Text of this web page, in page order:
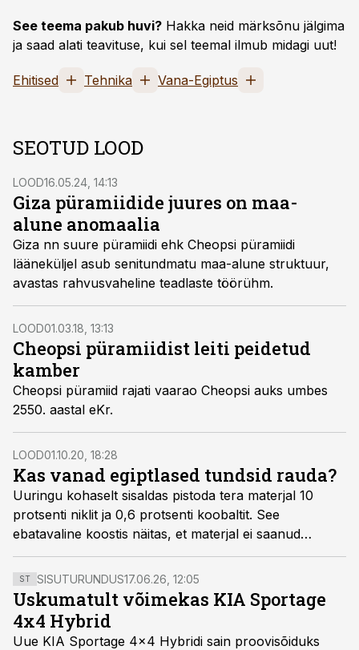
See teema pakub huvi? Hakka neid märksõnu jälgima
ja saad alati teavituse, kui sel teemal ilmub midagi uut!
Ehitised Tehnika Vana-Egiptus
SEOTUD LOOD
LOOD16.05.24, 14:13
Giza püramiidide juures on maa-
alune anomaalia
Giza nn suure püramiidi ehk Cheopsi püramiidi
lääneküljel asub senitundmatu maa-alune struktuur,
avastas rahvusvaheline teadlaste töörühm.
LOOD01.03.18, 13:13
Cheopsi püramiidist leiti peidetud
kamber
Cheopsi püramiid rajati vaarao Cheopsi auks umbes
2550. aastal eKr.
LOOD01.10.20, 18:28
Kas vanad egiptlased tundsid rauda?
Uuringu kohaselt sisaldas pistoda tera materjal 10
protsenti niklit ja 0,6 protsenti koobaltit. See
ebatavaline koostis näitas, et materjal ei saanud
pärineda Maalt.
ST SISUTURUNDUS17.06.26, 12:05
Uskumatult võimekas KIA Sportage
4x4 Hybrid
Uue KIA Sportage 4x4 Hybridi sain proovisõiduks